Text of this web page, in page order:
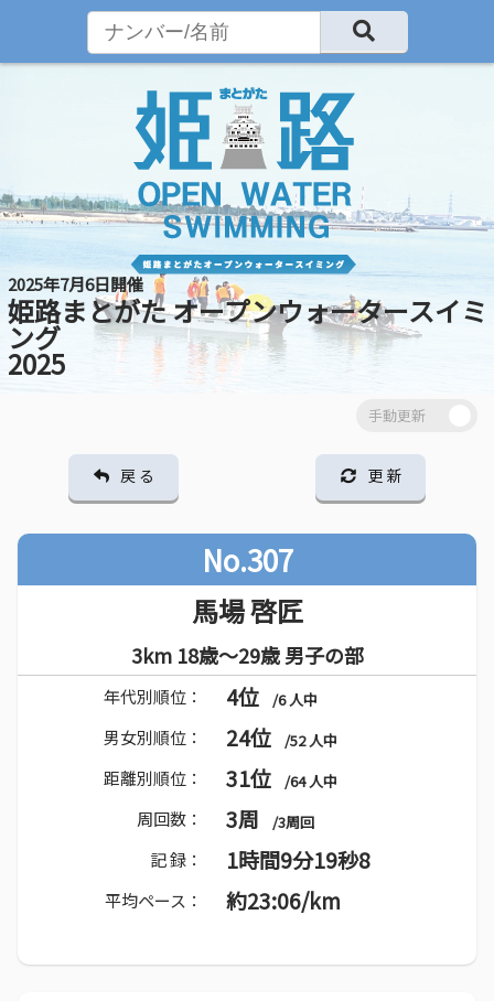
2025年7月6日開催
姫路まとがた オープンウォータースイミ
ング
2025
戻 る 更 新
No.307
馬場 啓匠
3km 18歳～29歳 男子の部
年代別順位： 4位 /6 人中
男女別順位： 24位 /52 人中
距離別順位： 31位 /64 人中
周回数： 3周 /3周回
記 録： 1時間9分19秒8
平均ペース： 約23:06/km